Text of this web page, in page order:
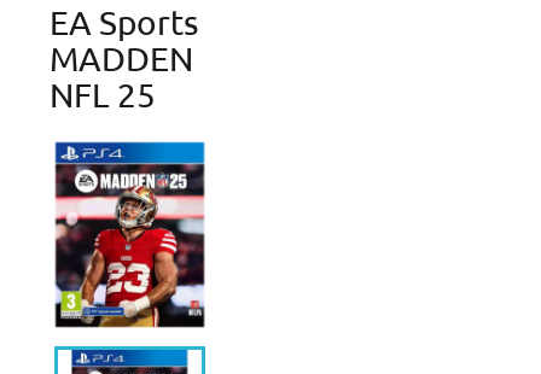
EA Sports
MADDEN
NFL 25